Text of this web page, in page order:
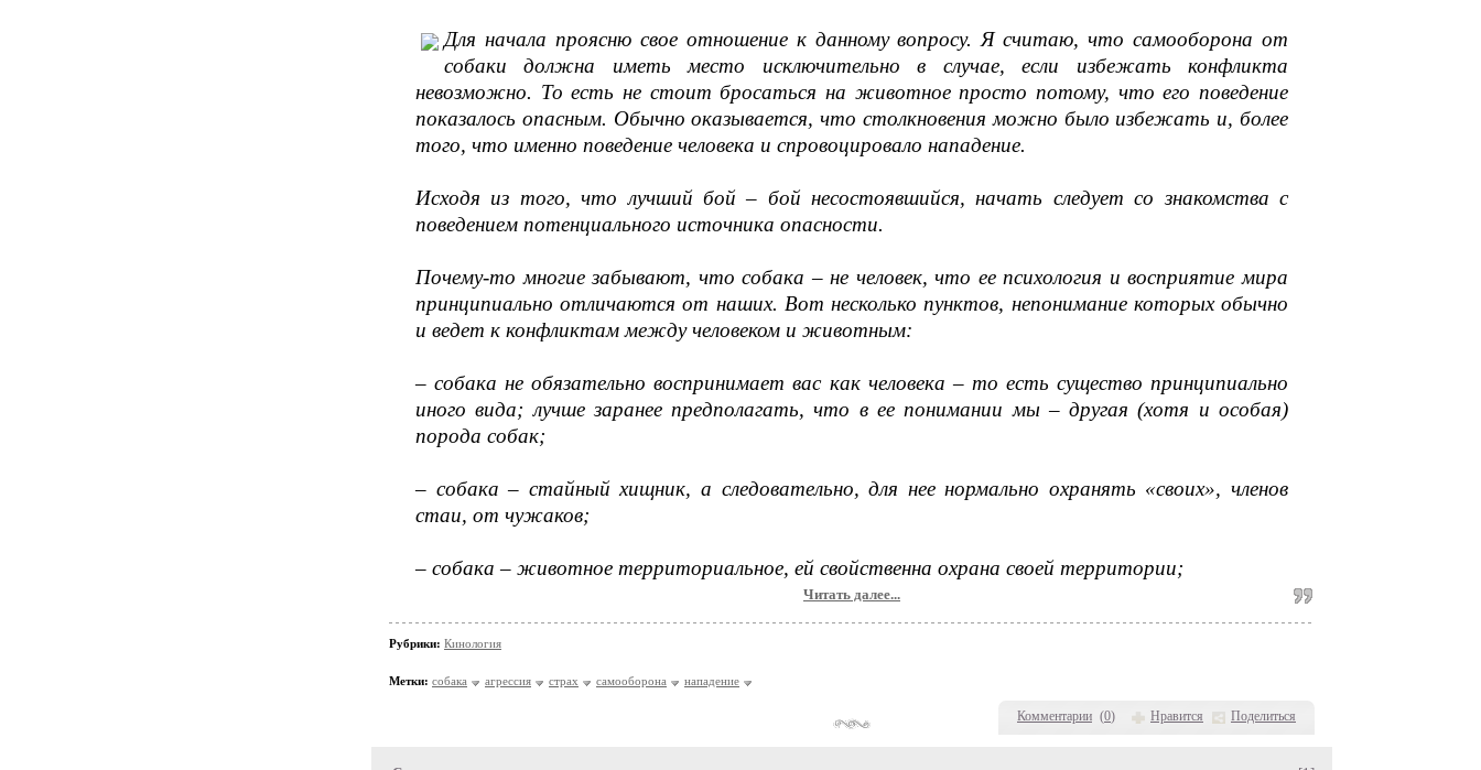
Комментарии (0) Нравится Поделиться
Для начала проясню свое отношение к данному вопросу. Я считаю, что самооборона от
собаки должна иметь место исключительно в случае, если избежать конфликта
невозможно. То есть не стоит бросаться на животное просто потому, что его поведение
показалось опасным. Обычно оказывается, что столкновения можно было избежать и, более
того, что именно поведение человека и спровоцировало нападение.
Исходя из того, что лучший бой – бой несостоявшийся, начать следует со знакомства с
поведением потенциального источника опасности.
Почему-то многие забывают, что собака – не человек, что ее психология и восприятие мира
принципиально отличаются от наших. Вот несколько пунктов, непонимание которых обычно
и ведет к конфликтам между человеком и животным:
– собака не обязательно воспринимает вас как человека – то есть существо принципиально
иного вида; лучше заранее предполагать, что в ее понимании мы – другая (хотя и особая)
порода собак;
– собака – стайный хищник, а следовательно, для нее нормально охранять «своих», членов
стаи, от чужаков;
– собака – животное территориальное, ей свойственна охрана своей территории;
Читать далее...
Рубрики: Кинология
Метки: собака агрессия страх самооборона нападение